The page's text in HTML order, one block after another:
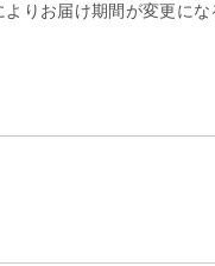
りお届け期間が変更にな